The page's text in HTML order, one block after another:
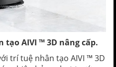
tạo AIVI ™ 3D nâng cấp.
trí tuệ nhân tạo AIVI ™ 3D